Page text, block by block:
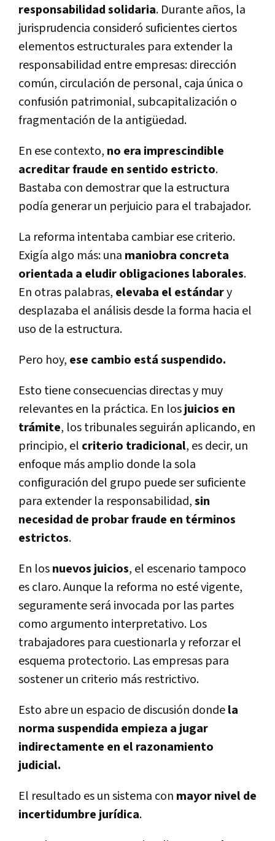
responsabilidad solidaria. Durante años, la
jurisprudencia consideró suficientes ciertos
elementos estructurales para extender la
responsabilidad entre empresas: dirección
común, circulación de personal, caja única o
confusión patrimonial, subcapitalización o
fragmentación de la antigüedad.
En ese contexto, no era imprescindible
acreditar fraude en sentido estricto.
Bastaba con demostrar que la estructura
podía generar un perjuicio para el trabajador.
La reforma intentaba cambiar ese criterio.
Exigía algo más: una maniobra concreta
orientada a eludir obligaciones laborales.
En otras palabras, elevaba el estándary
desplazaba el análisis desde la forma hacia el
uso de la estructura.
Pero hoy, ese cambio está suspendido.
Esto tiene consecuencias directas y muy
relevantes en la práctica. En losjuicios en
trámite, los tribunales seguirán aplicando, en
principio, el criterio tradicional, es decir, un
enfoque más amplio donde la sola
configuración del grupo puede ser suficiente
para extender la responsabilidad,sin
necesidad de probar fraude en términos
estrictos.
En losnuevos juicios, el escenario tampoco
es claro. Aunque la reforma no esté vigente,
seguramente será invocada por las partes
como argumento interpretativo. Los
trabajadores para cuestionarla y reforzar el
esquema protectorio. Las empresas para
sostener un criterio más restrictivo.
Esto abre un espacio de discusión dondela
norma suspendida empieza a jugar
indirectamente en el razonamiento
judicial.
El resultado es un sistema con mayor nivel de
incertidumbre jurídica.